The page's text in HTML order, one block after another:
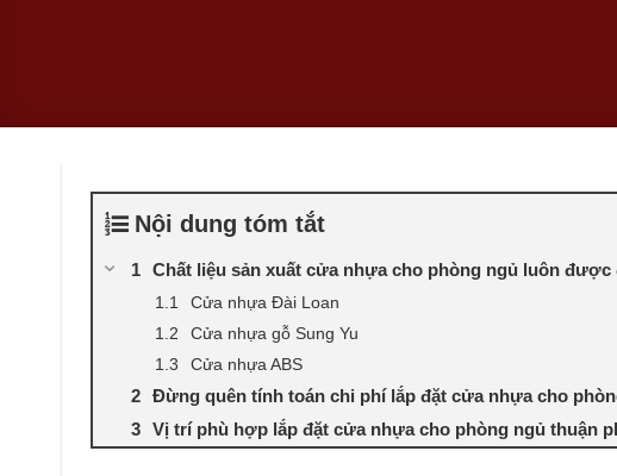
Nội dung tóm tắt
Chất liệu sản xuất cửa nhựa cho phòng ngủ luôn được
Cửa nhựa Đài Loan
Cửa nhựa gỗ Sung Yu
Cửa nhựa ABS
Đừng quên tính toán chi phí lắp đặt cửa nhựa cho
Vị trí phù hợp lắp đặt cửa nhựa cho phòng ngủ thuận